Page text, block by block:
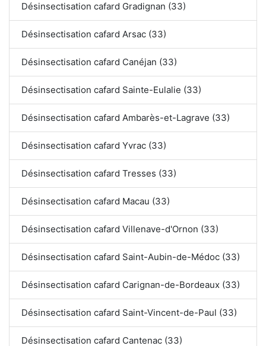
Désinsectisation cafard Gradignan (33)
Désinsectisation cafard Arsac (33)
Désinsectisation cafard Canéjan (33)
Désinsectisation cafard Sainte-Eulalie (33)
Désinsectisation cafard Ambarès-et-Lagrave (33)
Désinsectisation cafard Yvrac (33)
Désinsectisation cafard Tresses (33)
Désinsectisation cafard Macau (33)
Désinsectisation cafard Villenave-d'Ornon (33)
Désinsectisation cafard Saint-Aubin-de-Médoc (33)
Désinsectisation cafard Carignan-de-Bordeaux (33)
Désinsectisation cafard Saint-Vincent-de-Paul (33)
Désinsectisation cafard Cantenac (33)